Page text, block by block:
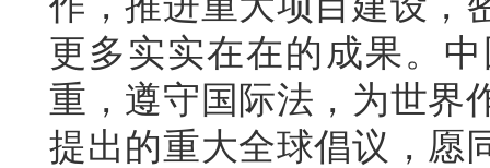
更多实实在在的成果。
重，遵守国际法，为世界
提出的重大全球倡议，愿